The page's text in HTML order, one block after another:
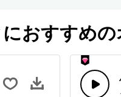
おすすめ
戻し01
ド